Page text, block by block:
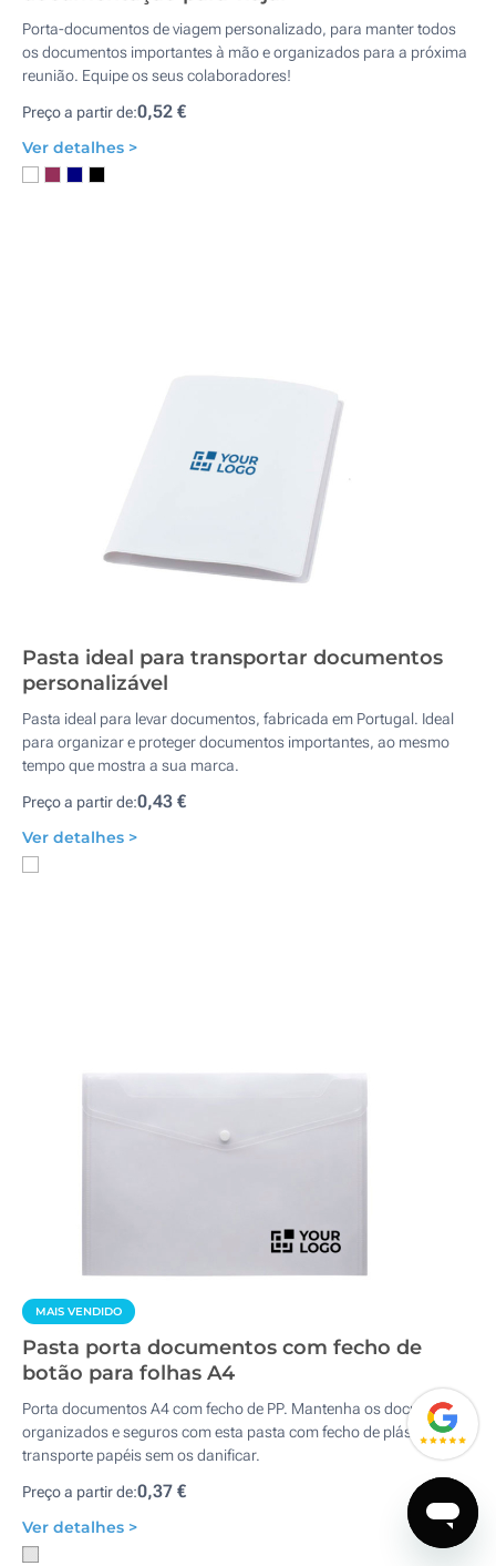
Porta-documentos de viagem personalizado, para manter todos
os documentos importantes à mão e organizados para a próxima
reunião. Equipe os seus colaboradores!
Preço a partir de:0,52 €
Ver detalhes >
Pasta ideal para transportar documentos
personalizável
Pasta ideal para levar documentos, fabricada em Portugal. Ideal
para organizar e proteger documentos importantes, ao mesmo
tempo que mostra a sua marca.
Preço a partir de:0,43 €
Ver detalhes >
MAIS VENDIDO
Pasta porta documentos com fecho de
botão para folhas A4
Porta documentos A4 com fecho de PP. Mantenha os documentos
organizados e seguros com esta pasta com fecho de plástico e
transporte papéis sem os danificar.
Preço a partir de:0,37 €
Ver detalhes >